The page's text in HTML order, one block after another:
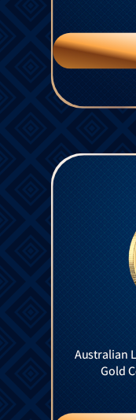
Australian
Gold